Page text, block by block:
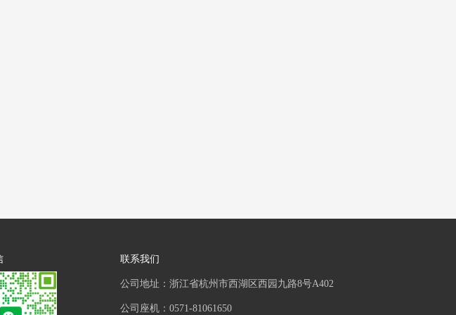
联系我们
公司地址：浙江省杭州市西湖区西园九路8号A402
公司座机：0571-81061650